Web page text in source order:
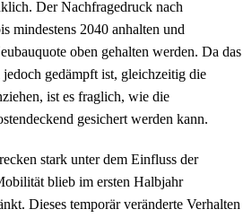
Der Nachfragedruck nach
mindestens 2040 anhalten und
oben gehalten werden. Da das
gedämpft ist, gleichzeitig die
ist es fraglich, wie die
gesichert werden kann.
stark unter dem Einfluss der
blieb im ersten Halbjahr
Dieses temporär veränderte Verhalten